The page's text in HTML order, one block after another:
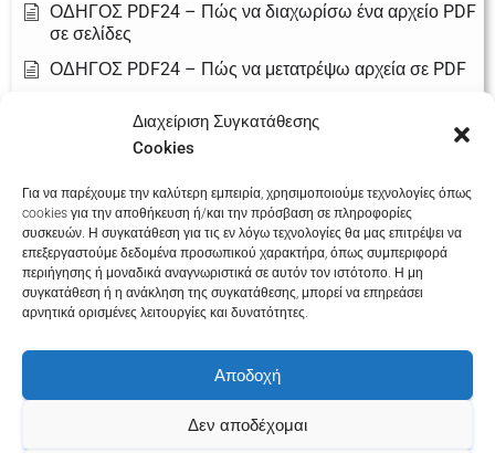
Διαχείριση Συγκατάθεσης
Cookies
Για να παρέχουμε την καλύτερη εμπειρία, χρησιμοποιούμε τεχνολογίες όπως
cookies για την αποθήκευση ή/και την πρόσβαση σε πληροφορίες
συσκευών. Η συγκατάθεση για τις εν λόγω τεχνολογίες θα μας επιτρέψει να
επεξεργαστούμε δεδομένα προσωπικού χαρακτήρα, όπως συμπεριφορά
περιήγησης ή μοναδικά αναγνωριστικά σε αυτόν τον ιστότοπο. Η μη
συγκατάθεση ή η ανάκληση της συγκατάθεσης, μπορεί να επηρεάσει
αρνητικά ορισμένες λειτουργίες και δυνατότητες.
Αποδοχή
Δεν αποδέχομαι
ΟΔΗΓΟΣ PDF24 – Πώς να διαχωρίσω ένα αρχείο PDF
σε σελίδες
ΟΔΗΓΟΣ PDF24 – Πώς να μετατρέψω αρχεία σε PDF
μέγεθος) ενός PDF
αρχείο PDF
ΟΔΗΓΟΣ PDF24 – Πώς να προστατεύσω ένα PDF με
κωδικό
Όροι και
(ΕΕ)